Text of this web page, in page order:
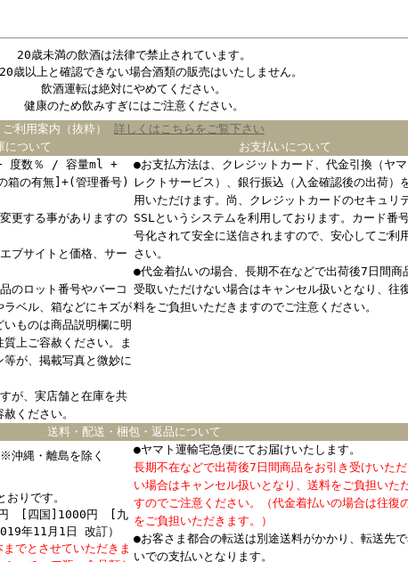
20歳未満の飲酒は法律で禁止されています。
歳以上と確認できない場合酒類の販売はいたしません。
飲酒運転は絶対にやめてください。
健康のため飲みすぎにはご注意ください。
ご利用案内（抜粋） 詳しくはこちらをご覧下さい
について
お支払いについて
+ 度数％ / 容量ml +
箱の有無]+(管理番号)
更する事がありますの
ブサイトと価格、サー
のロット番号やバーコ
ベル、箱などにキズが
ものは商品説明欄に明
上ご容赦ください。ま
が、掲載写真と微妙に
が、実店舗と在庫を共
ください。
●お支払方法は、クレジットカード、代金引換（ヤマ
レクトサービス）、銀行振込（入金確認後の出荷）
用いただけます。尚、クレジットカードのセキュリ
SSLというシステムを利用しております。カード番
号化されて安全に送信されますので、安心してご利
さい。
●代金着払いの場合、長期不在などで出荷後7日間商
受取いただけない場合はキャンセル扱いとなり、往
料をご負担いただきますのでご注意ください。
送料・配送・梱包・返品について
沖縄・離島を除く
りです。
円 [四国]1000円 [九
年11月1日 改訂）
でとさせていただきま
●ヤマト運輸宅急便にてお届けいたします。
長期不在などで出荷後7日間商品をお引き受けいた
い場合はキャンセル扱いとなり、送料をご負担いた
すのでご注意ください。（代金着払いの場合は往復
をご負担いただきます。）
●お客さま都合の転送は別途送料がかかり、転送先
いでの支払いとなります。